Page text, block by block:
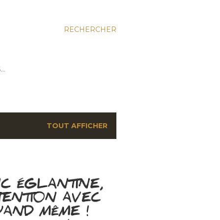
RECHERCHER
TOUT AFFICHER